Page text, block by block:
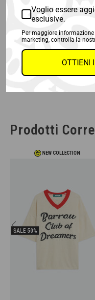
Prodotti
NEW COLLECTION
SALE 50%
Voglio essere
esclusive.
Per maggiore
marketing, controlla la
OTTIENI